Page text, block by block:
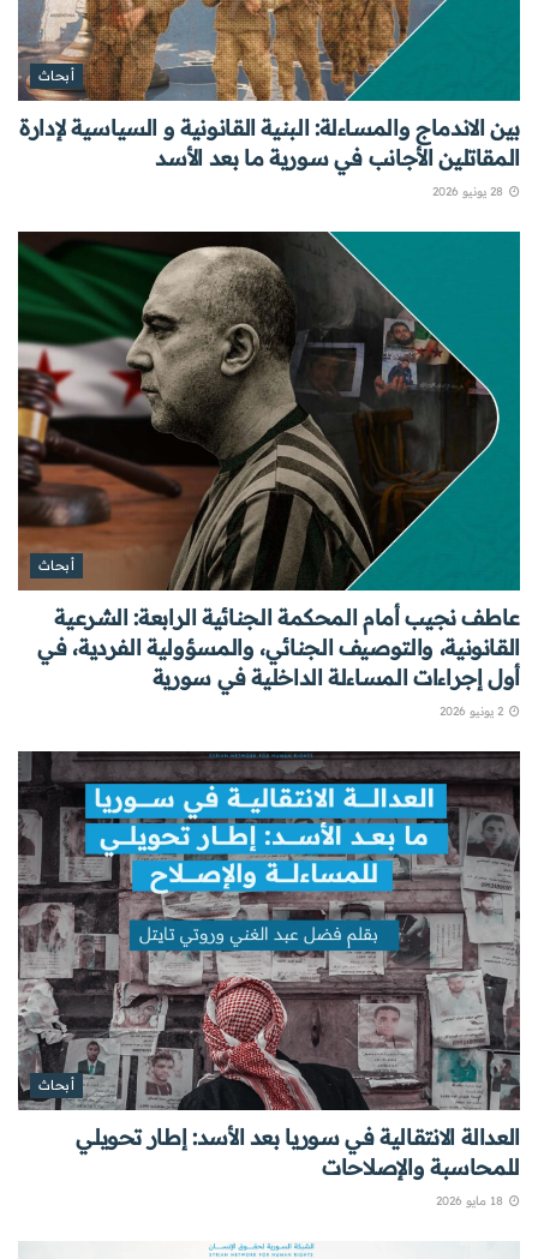
أبحاث
بين الاندماج والمساءلة: البنية القانونية و السياسية لإدارة
المقاتلين الأجانب في سورية ما بعد الأسد
أبحاث
عاطف نجيب أمام المحكمة الجنائية الرابعة: الشرعية
القانونية، والتوصيف الجنائي، والمسؤولية الفردية، في
أول إجراءات المساءلة الداخلية في سورية
أبحاث
العدالة الانتقالية في سوريا بعد الأسد: إطار تحويلي
للمحاسبة والإصلاحات